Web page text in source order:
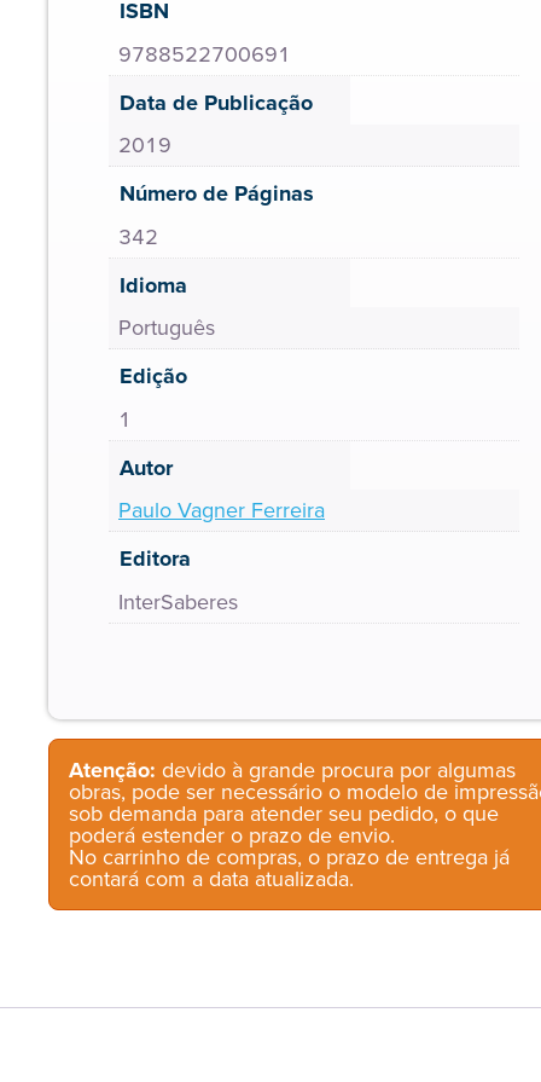
ISBN
9788522700691
Data de Publicação
2019
Número de Páginas
342
Idioma
Português
Edição
1
Autor
Paulo Vagner Ferreira
Editora
InterSaberes
Atenção: devido à grande procura por algumas
obras, pode ser necessário o modelo de
sob demanda para atender seu pedido, o que
poderá estender o prazo de envio.
No carrinho de compras, o prazo de entrega já
contará com a data atualizada.